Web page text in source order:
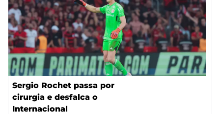
Sergio Rochet passa por
cirurgia e desfalca o
Internacional